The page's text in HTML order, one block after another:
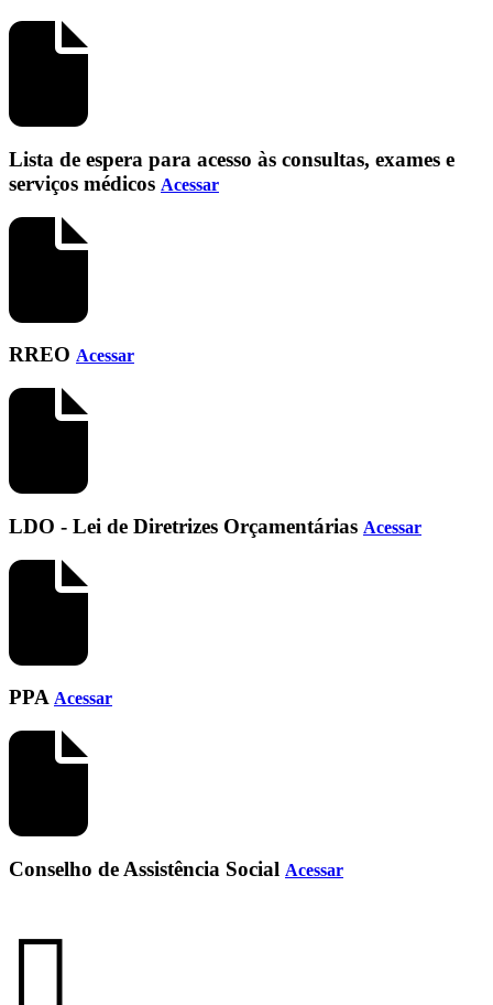
Lista de espera para acesso às consultas, exames e
serviços médicos Acessar
RREO Acessar
LDO - Lei de Diretrizes Orçamentárias Acessar
PPA Acessar
Conselho de Assistência Social Acessar